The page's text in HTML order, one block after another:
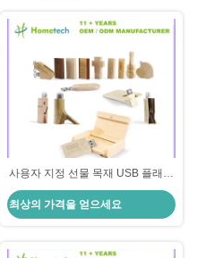
사용자 지정 선물 목재 USB 플래시
드라이브 8GB 16GB 32GB 1GB
2GB 4GB USB 스틱 메모리 디스크
펜드라이브
최상의 가격을 얻으세요